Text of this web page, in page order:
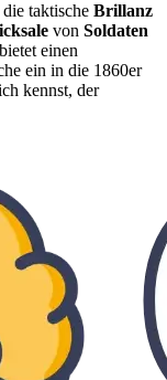
die taktische Brillanz
von Soldaten
bietet einen
ein in die 1860er
kennst, der